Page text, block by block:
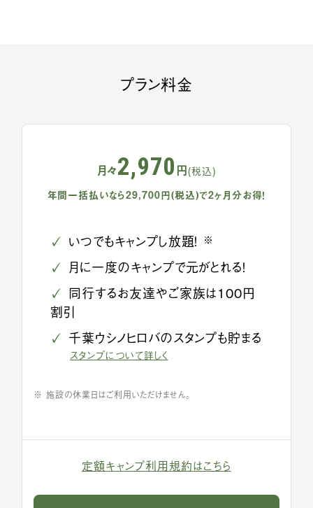
プラン料金
月々2,970 円(税込)
年間一括払いなら29,700円(税込)で2ヶ月分お得！
✓ いつでもキャンプし放題！ ※
✓ 月に一度のキャンプで元がとれる！
✓ 同行するお友達やご家族は100円
割引
✓ 千葉ウシノヒロバのスタンプも貯まる
スタンプについて詳しく
※ 施設の休業日はご利用いただけません。
定額キャンプ利用規約はこちら